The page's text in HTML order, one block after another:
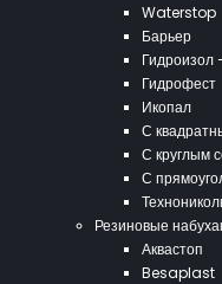
Waterstop
Барьер
Гидроизол
Гидрофест
Икопал
С
С круглым
С
Резиновые
Аквастоп
Besaplast